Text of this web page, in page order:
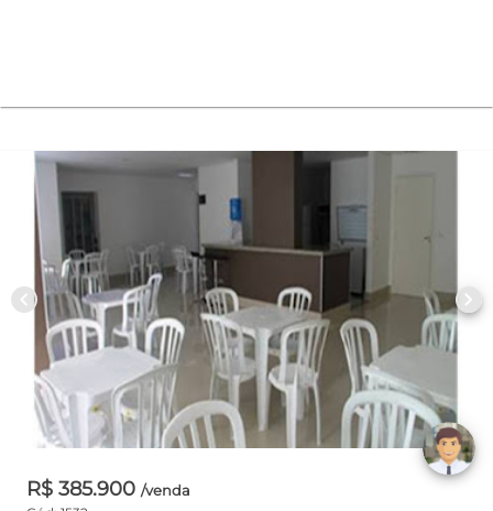
chevron_left chevron_right
R$ 385.900 /venda